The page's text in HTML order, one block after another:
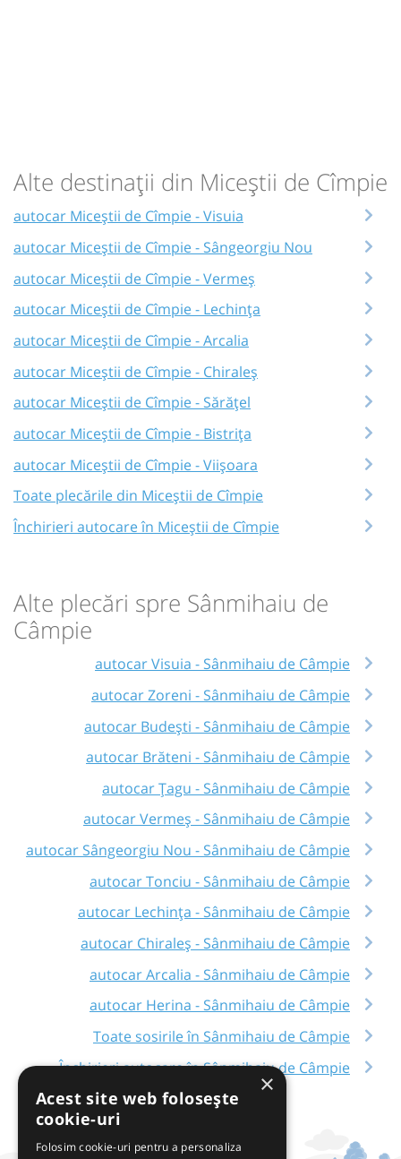
Alte destinații din Miceștii de Cîmpie
autocar Miceștii de Cîmpie - Visuia
autocar Miceștii de Cîmpie - Sângeorgiu Nou
autocar Miceștii de Cîmpie - Vermeș
autocar Miceștii de Cîmpie - Lechința
autocar Miceștii de Cîmpie - Arcalia
autocar Miceștii de Cîmpie - Chiraleș
autocar Miceștii de Cîmpie - Sărățel
autocar Miceștii de Cîmpie - Bistrița
autocar Miceștii de Cîmpie - Viișoara
Toate plecările din Miceștii de Cîmpie
Închirieri autocare în Miceștii de Cîmpie
Alte plecări spre Sânmihaiu de
Câmpie
autocar Visuia - Sânmihaiu de Câmpie
autocar Zoreni - Sânmihaiu de Câmpie
autocar Budești - Sânmihaiu de Câmpie
autocar Brăteni - Sânmihaiu de Câmpie
autocar Țagu - Sânmihaiu de Câmpie
autocar Vermeș - Sânmihaiu de Câmpie
autocar Sângeorgiu Nou - Sânmihaiu de Câmpie
autocar Tonciu - Sânmihaiu de Câmpie
autocar Lechința - Sânmihaiu de Câmpie
autocar Chiraleș - Sânmihaiu de Câmpie
autocar Arcalia - Sânmihaiu de Câmpie
autocar Herina - Sânmihaiu de Câmpie
Toate sosirile în Sânmihaiu de Câmpie
Închirieri autocare în Sânmihaiu de Câmpie
×
Acest site web folosește
cookie-uri
Folosim cookie-uri pentru a personaliza